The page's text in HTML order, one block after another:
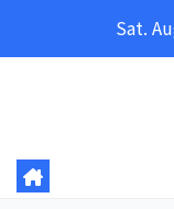
Sat.